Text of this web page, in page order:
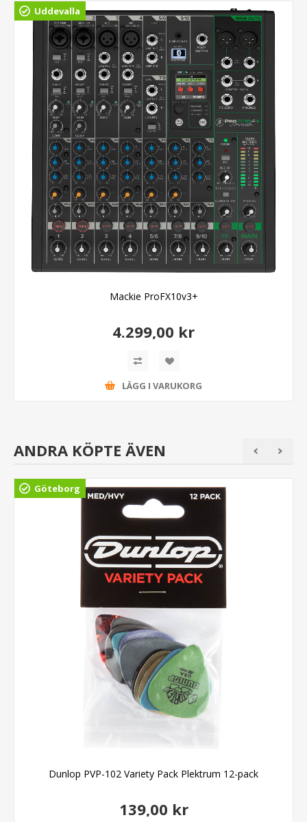
Uddevalla
Mackie ProFX10v3+
4.299,00 kr
LÄGG I VARUKORG
ANDRA KÖPTE ÄVEN
Göteborg
Dunlop PVP-102 Variety Pack Plektrum 12-pack
139,00 kr